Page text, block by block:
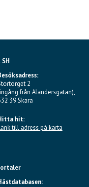
2
från Alandersgatan),
39 Skara
hit:
till adress på karta